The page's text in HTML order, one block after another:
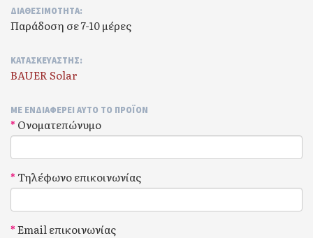
ΔΙΑΘΕΣΙΜΌΤΗΤΑ:
Παράδοση σε 7-10 μέρες
ΚΑΤΑΣΚΕΥΑΣΤΉΣ:
BAUER Solar
ΜΕ ΕΝΔΙΑΦΈΡΕΙ ΑΥΤΌ ΤΟ ΠΡΟΪΟΝ
Ονοματεπώνυμο
Τηλέφωνο επικοινωνίας
Email επικοινωνίας